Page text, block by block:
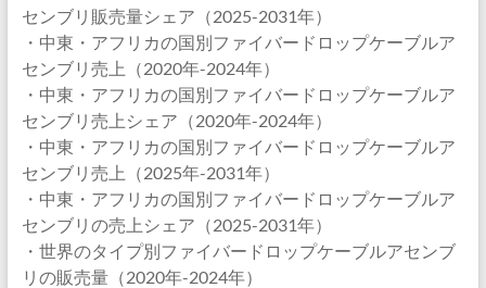
センブリ販売量シェア（2025-2031年）
・中東・アフリカの国別ファイバードロップケーブルア
センブリ売上（2020年-2024年）
・中東・アフリカの国別ファイバードロップケーブルア
センブリ売上シェア（2020年-2024年）
・中東・アフリカの国別ファイバードロップケーブルア
センブリ売上（2025年-2031年）
・中東・アフリカの国別ファイバードロップケーブルア
センブリの売上シェア（2025-2031年）
・世界のタイプ別ファイバードロップケーブルアセンブ
リの販売量（2020年-2024年）